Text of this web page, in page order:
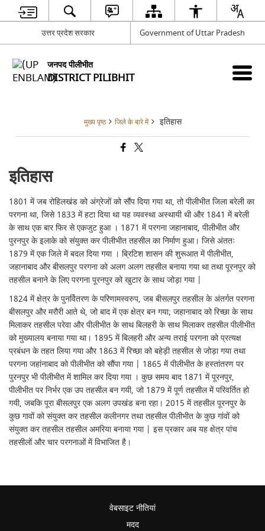
उत्तर प्रदेश सरकार Government of Uttar Pradesh
जनपद पीलीभीत
DISTRICT PILIBHIT
मुख्य पृष्ठ जिले के बारे में इतिहास
इतिहास
1801 में जब रोहिलखंड को अंग्रेजों को सौंप दिया गया था, तो पीलीभीत जिला बरेली का
परगना था, जिसे 1833 में हटा दिया था यह व्यवस्था अस्थायी थी और 1841 में बरेली
के साथ एक बार फिर से एकजुट हुआ । 1871 में परगना जहानाबाद, पीलीभीत और
पुरनपुर के इलाके को संयुक्त कर पीलीभीत तहसील का निर्माण हुआ। जिसे अंततः
1879 में एक जिले में बदल दिया गया । ब्रिटिश शासन की शुरूआत में पीलीभीत,
जहानाबाद और बीसलपुर परगना को अलग अलग तहसील बनाया गया था तथा पूरनपुर को
तहसील बनाने के लिए परगना पूरनपुर को खुटार के साथ जोड़ा गया |
1824 में क्षेत्र के पुनर्वितरण के परिणामस्वरुप, जब बीसलपुर तहसील के अंतर्गत परगना
बीसलपुर और मरौरी आते थे, जो बाद में एक क्षेत्र बन गया; जहानाबाद को रिच्छा के साथ
मिलाकर तहसील परेवा और पीलीभीत के साथ बिलहरी के साथ मिलाकर तहसील पीलीभीत
को मुख्यालय बनाया गया था। 1895 में बिलहरी और अन्य तराई परगना को प्रत्यक्ष
प्रबंधन के तहत लिया गया और 1863 में रिच्छा को बहेड़ी तहसील से जोड़ा गया तथा
परगना जहांनाबाद को पीलीभीत को सौंपा गया | 1865 में पीलीभीत के हस्तांतरण पर
पुरनपुर भी पीलीभीत में शामिल कर दिया गया । कुछ समय बाद 1871 में पूरनपुर,
पीलीभीत पर निर्भर एक उप तहसील बन गयी, जो 1879 में पूर्ण तहसील में परिवर्तित हो
गयी, जबकि पूरा बीसलपुर एक अलग उपखंड बना रहा। 2015 में तहसील पूरनपुर के
कुछ गावों को संयुक्त कर तहसील कलीनगर तथा तहसील पीलीभीत के कुछ गांवों को
संयुक्त कर तहसील तहसील अमरिया बनाया गया | इस प्रकार अब यह क्षेत्र पांच
तहसीलों और चार परगनाओं में विभाजित है।
वेबसाइट नीतियां
मदद